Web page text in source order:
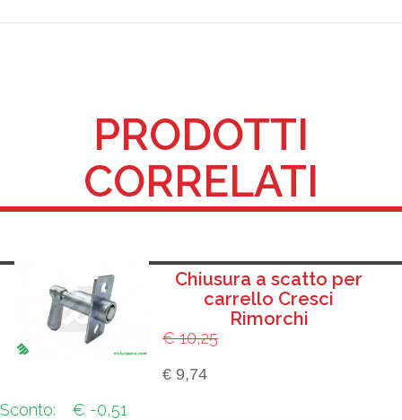
PRODOTTI
CORRELATI
Chiusura a scatto per
carrello Cresci
Rimorchi
€ 10,25
€ 9,74
Sconto: € -0,51